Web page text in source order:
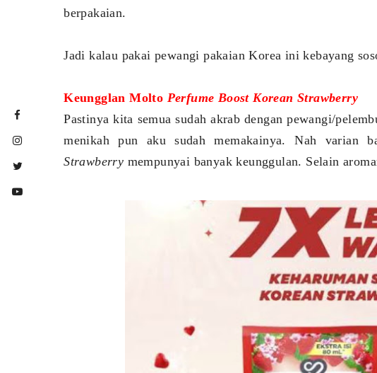
berpakaian.
Jadi kalau pakai pewangi pakaian Korea ini kebayang
Keungglan Molto Perfume Boost Korean Strawberry
Pastinya kita semua sudah akrab dengan pewangi/
menikah pun aku sudah memakainya. Nah
Strawberry mempunyai banyak keunggulan. Selain